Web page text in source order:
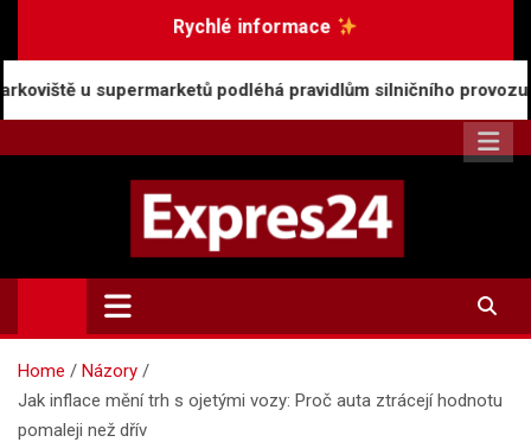
Rychlé informace
podléhá pravidlům silničního provozu
Expres24.cz
Rychlé zprávy po celý den
Home
Názory
Jak inflace mění trh s ojetými vozy: Proč auta ztrácejí hodnotu
pomaleji než dřív